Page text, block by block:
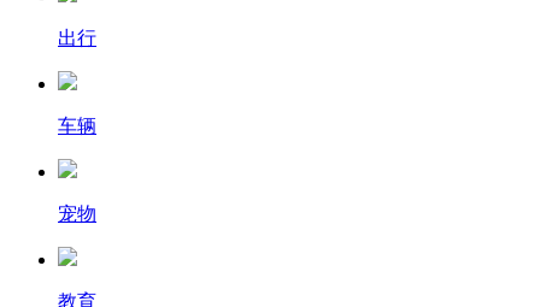
出行
车辆
宠物
教育